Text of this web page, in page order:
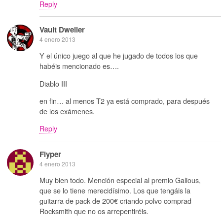
Reply
Vault Dweller
4 enero 2013
Y el único juego al que he jugado de todos los que
habéis mencionado es….
Diablo III
en fin… al menos T2 ya está comprado, para después
de los exámenes.
Reply
Flyper
4 enero 2013
Muy bien todo. Mención especial al premio Galious,
que se lo tiene merecidísimo. Los que tengáis la
guitarra de pack de 200€ criando polvo comprad
Rocksmith que no os arrepentiréis.